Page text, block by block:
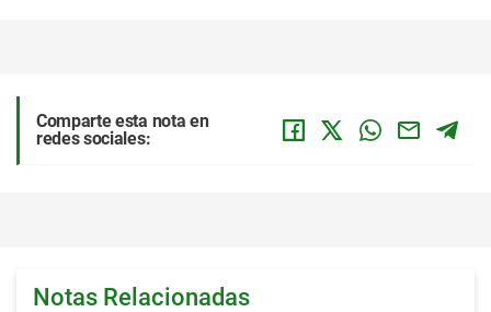
Comparte esta nota en
redes sociales:
Notas Relacionadas